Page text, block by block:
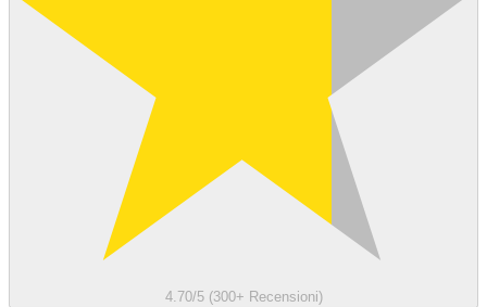
4.70/5 (300+ Recensioni)